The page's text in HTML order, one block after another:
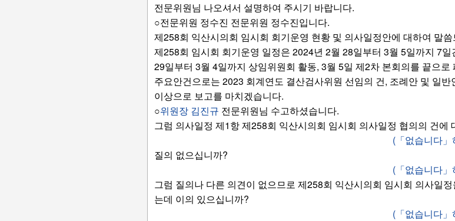
전문위원님 나오셔서 설명하여 주시기 바랍니다.
○전문위원 정수진 전문위원 정수진입니다.
제258회 익산시의회 임시회 회기운영 현황 및 의사일정안에 대하여 말
제258회 임시회 회기운영 일정은 2024년 2월 28일부터 3월 5일까지 7
29일부터 3월 4일까지 상임위원회 활동, 3월 5일 제2차 본회의를 끝으로
주요안건으로는 2023 회계연도 결산검사위원 선임의 건, 조례안 및 일
이상으로 보고를 마치겠습니다.
○위원장 김진규 전문위원님 수고하셨습니다.
그럼 의사일정 제1항 제258회 익산시의회 임시회 의사일정 협의의 건
(「없습니다
질의 없으십니까?
(「없습니다
그럼 질의나 다른 의견이 없으므로 제258회 익산시의회 임시회 의사일
는데 이의 있으십니까?
(「없습니다